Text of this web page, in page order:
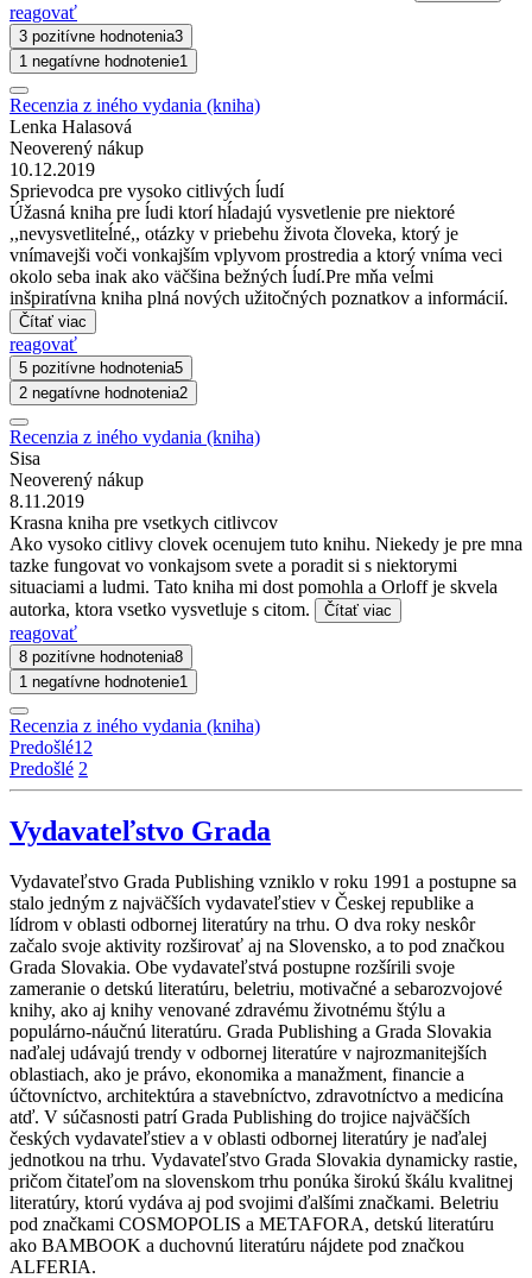
reagovať
3 pozitívne hodnotenia3
1 negatívne hodnotenie1
Recenzia z iného vydania (kniha)
Lenka Halasová
Neoverený nákup
10.12.2019
Sprievodca pre vysoko citlivých ĺudí
Úžasná kniha pre ĺudi ktorí hĺadajú vysvetlenie pre niektoré
,,nevysvetliteĺné,, otázky v priebehu života človeka, ktorý je
vnímavejši voči vonkajším vplyvom prostredia a ktorý vníma veci
okolo seba inak ako väčšina bežných ĺudí.Pre mňa veĺmi
inšpiratívna kniha plná nových užitočných poznatkov a informácií.
Čítať viac
reagovať
5 pozitívne hodnotenia5
2 negatívne hodnotenia2
Recenzia z iného vydania (kniha)
Sisa
Neoverený nákup
8.11.2019
Krasna kniha pre vsetkych citlivcov
Ako vysoko citlivy clovek ocenujem tuto knihu. Niekedy je pre mna
tazke fungovat vo vonkajsom svete a poradit si s niektorymi
situaciami a ludmi. Tato kniha mi dost pomohla a Orloff je skvela
autorka, ktora vsetko vysvetluje s citom.
Čítať viac
reagovať
8 pozitívne hodnotenia8
1 negatívne hodnotenie1
Recenzia z iného vydania (kniha)
Predošlé1 2
Predošlé 2
Vydavateľstvo Grada
Vydavateľstvo Grada Publishing vzniklo v roku 1991 a postupne sa
stalo jedným z najväčších vydavateľstiev v Českej republike a
lídrom v oblasti odbornej literatúry na trhu. O dva roky neskôr
začalo svoje aktivity rozširovať aj na Slovensko, a to pod značkou
Grada Slovakia. Obe vydavateľstvá postupne rozšírili svoje
zameranie o detskú literatúru, beletriu, motivačné a sebarozvojové
knihy, ako aj knihy venované zdravému životnému štýlu a
populárno-náučnú literatúru. Grada Publishing a Grada Slovakia
naďalej udávajú trendy v odbornej literatúre v najrozmanitejších
oblastiach, ako je právo, ekonomika a manažment, financie a
účtovníctvo, architektúra a stavebníctvo, zdravotníctvo a medicína
atď. V súčasnosti patrí Grada Publishing do trojice najväčších
českých vydavateľstiev a v oblasti odbornej literatúry je naďalej
jednotkou na trhu. Vydavateľstvo Grada Slovakia dynamicky rastie,
pričom čitateľom na slovenskom trhu ponúka širokú škálu kvalitnej
literatúry, ktorú vydáva aj pod svojimi ďalšími značkami. Beletriu
pod značkami COSMOPOLIS a METAFORA, detskú literatúru
ako BAMBOOK a duchovnú literatúru nájdete pod značkou
ALFERIA.